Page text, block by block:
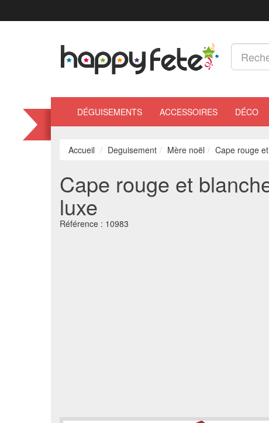
DÉGUISEMENTS ACCESSOIRES DÉCO
Accueil Deguisement Mère noël Cape rouge
Cape rouge et
luxe
Référence : 10983